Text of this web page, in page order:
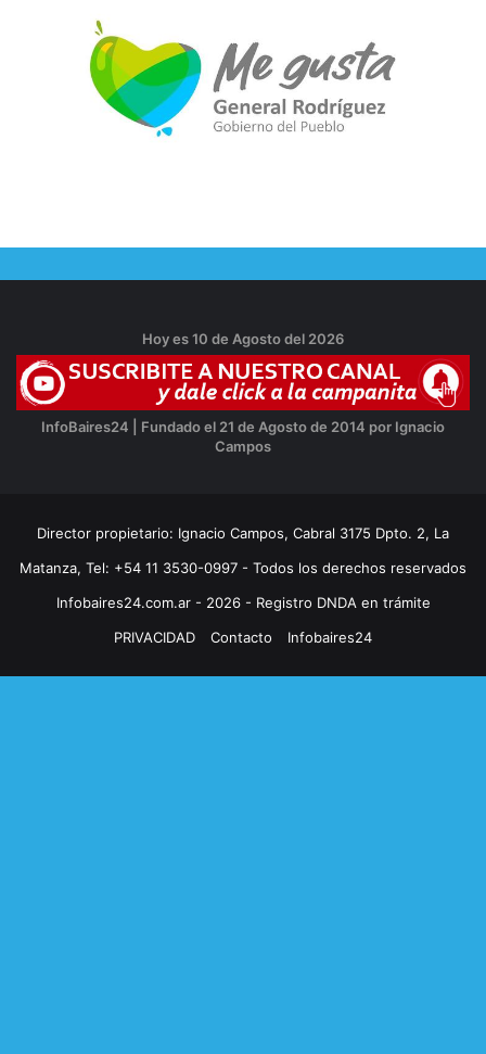
Hoy es 10 de Agosto del 2026
InfoBaires24 | Fundado el 21 de Agosto de 2014 por Ignacio
Campos
Director propietario: Ignacio Campos, Cabral 3175 Dpto. 2, La
Matanza, Tel: +54 11 3530-0997 - Todos los derechos reservados
Infobaires24.com.ar - 2026 - Registro DNDA en trámite
PRIVACIDAD
Contacto Infobaires24